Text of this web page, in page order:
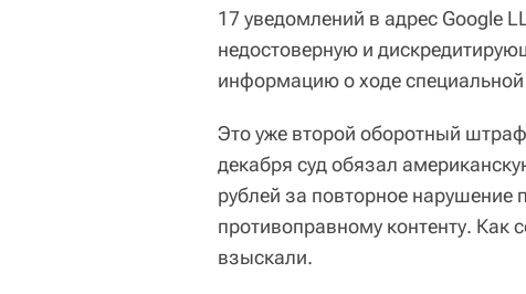
17 уведомлений в адрес Google
недостоверную и
информацию о ходе
Это уже второй оборотный
декабря суд обязал
рублей за повторное нарушение
противоправному контенту.
взыскали.